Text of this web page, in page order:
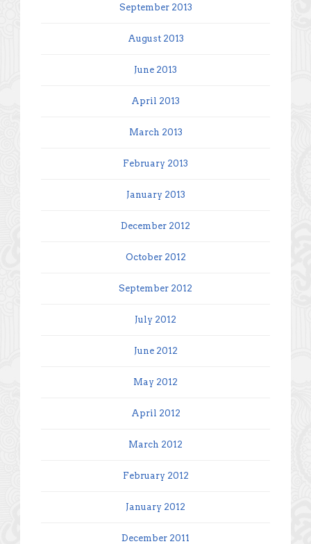
September 2013
August 2013
June 2013
April 2013
March 2013
February 2013
January 2013
December 2012
October 2012
September 2012
July 2012
June 2012
May 2012
April 2012
March 2012
February 2012
January 2012
December 2011